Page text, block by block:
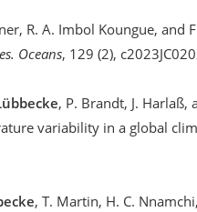
R. A. Imbol Koungue, and
Oceans, 129 (2),
, P. Brandt, J.
variability in a global
, T. Martin, H. C.